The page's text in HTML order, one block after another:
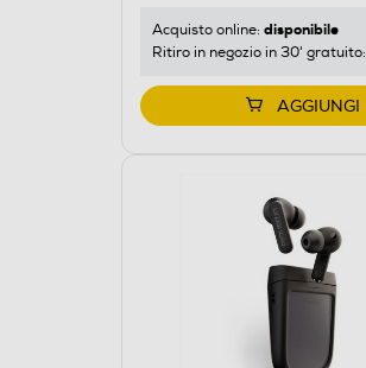
Acquisto online: disponibile
Ritiro in negozio in 30' gratuito:
AGGIUNGI